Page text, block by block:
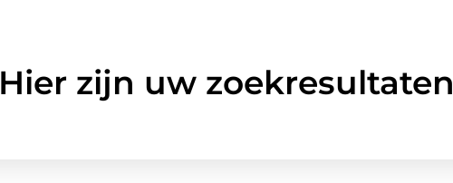
Hier zijn uw zoekresultaten